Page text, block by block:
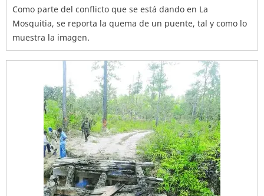
Como parte del conflicto que se está dando en La
Mosquitia, se reporta la quema de un puente, tal y como lo
muestra la imagen.